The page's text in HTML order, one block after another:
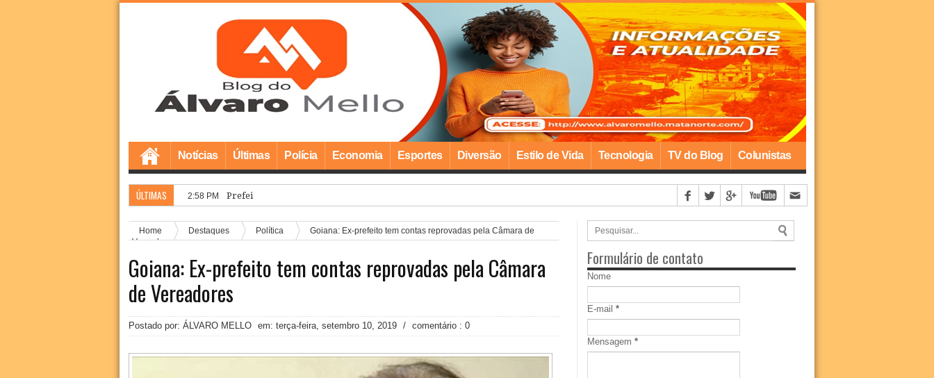
Notícias Últimas Polícia Economia Esportes Diversão Estilo de Vida Tecnologia TV do Blog Colunistas
ÚLTIMAS 2:58 PM Prefeito Marcílio Régio visita obras da Drag
Home Destaques Política
Goiana: Ex-prefeito tem contas reprovadas pela Câmara de
Vereadores
Goiana: Ex-prefeito tem contas reprovadas pela Câmara
de Vereadores
Postado por: ÁLVARO MELLO em: terça-feira, setembro 10, 2019 / comentário : 0
Formulário de contato
Nome
E-mail *
Mensagem *